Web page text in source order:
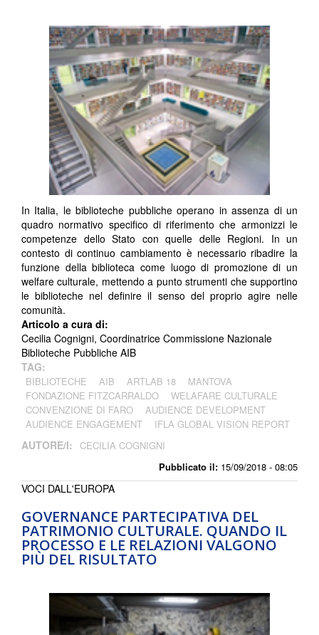
Pubblicato il: 15/09/2018 - 08:05
In Italia, le biblioteche pubbliche operano in assenza di un
quadro normativo specifico di riferimento che armonizzi le
competenze dello Stato con quelle delle Regioni. In un
contesto di continuo cambiamento è necessario ribadire la
funzione della biblioteca come luogo di promozione di un
welfare culturale, mettendo a punto strumenti che supportino
le biblioteche nel definire il senso del proprio agire nelle
comunità.
Articolo a cura di:
Cecilia Cognigni, Coordinatrice Commissione Nazionale
Biblioteche Pubbliche AIB
TAG:
BIBLIOTECHE AIB ARTLAB 18
MANTOVA
FONDAZIONE FITZCARRALDO
WELAFARE CULTURALE
CONVENZIONE DI FARO
AUDIENCE DEVELOPMENT
AUDIENCE ENGAGEMENT
IFLA GLOBAL VISION REPORT
AUTORE/I: CECILIA COGNIGNI
GOVERNANCE PARTECIPATIVA DEL
PATRIMONIO CULTURALE. QUANDO IL
PROCESSO E LE RELAZIONI VALGONO
PIÙ DEL RISULTATO
VOCI DALL'EUROPA